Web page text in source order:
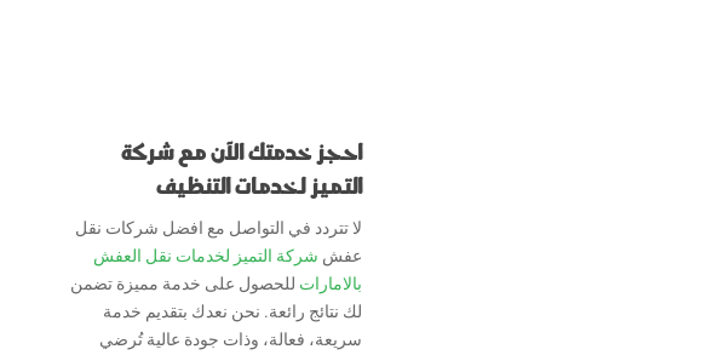
احجز خدمتك الآن مع شركة
التميز لخدمات التنظيف
لا تتردد في التواصل مع افضل شركات نقل
عفش شركة التميز لخدمات نقل العفش
بالامارات للحصول على خدمة مميزة تضمن
لك نتائج رائعة. نحن نعدك بتقديم خدمة
سريعة، فعالة، وذات جودة عالية تُرضي